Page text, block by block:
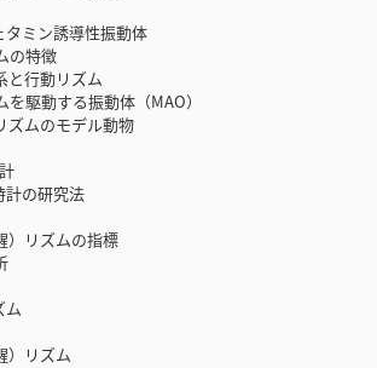
ミン誘導性振動体
特徴
行動リズム
動する振動体（MAO）
ムのモデル動物
の研究法
リズムの指標
リズム